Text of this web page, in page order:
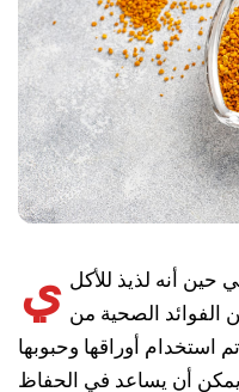
ي حين أنه لذيذ للأكل
الفوائد الصحية من
استخدام أوراقها وحبوبها
أن يساعد في الحفاظ